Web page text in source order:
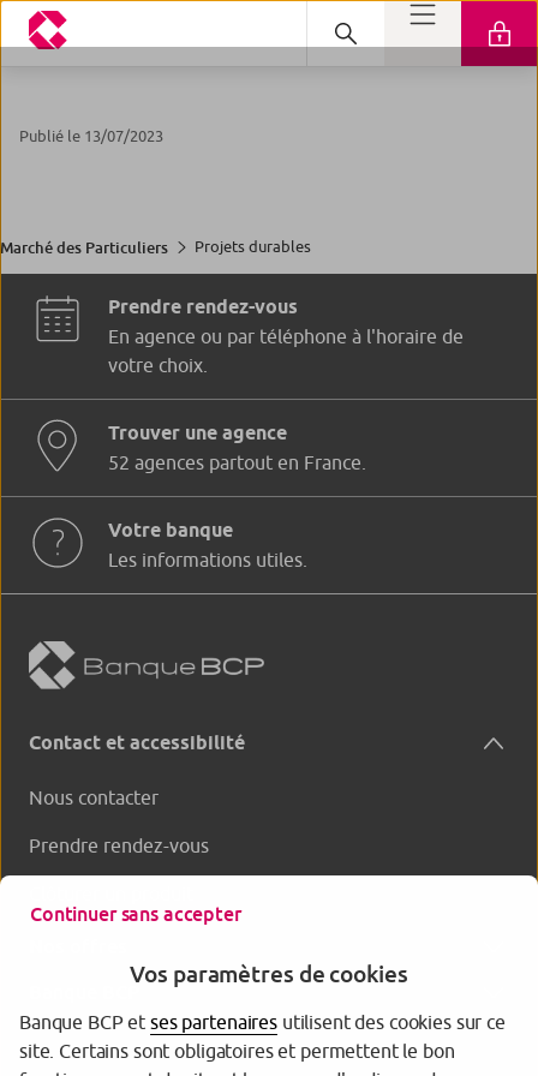
Publié le 13/07/2023
Marché des Particuliers Projets durables
Prendre rendez-vous
En agence ou par téléphone à l'horaire de
votre choix.
Trouver une agence
52 agences partout en France.
Votre banque
Les informations utiles.
Contact et accessibilité
Nous contacter
Prendre rendez-vous
Continuer sans accepter
Vos paramètres de cookies
Banque BCP etses partenairesutilisent des cookies sur ce
site. Certains sont obligatoires et permettent le bon